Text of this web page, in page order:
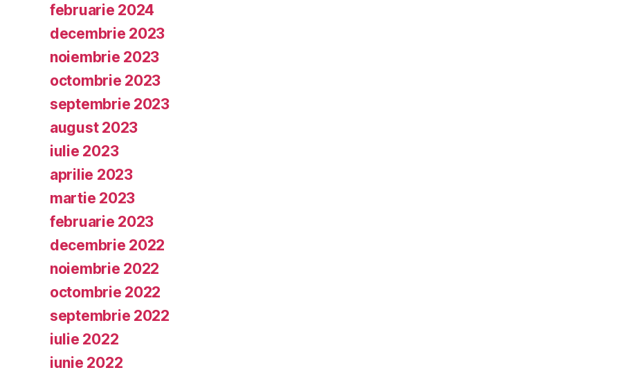
februarie 2024
decembrie 2023
noiembrie 2023
octombrie 2023
septembrie 2023
august 2023
iulie 2023
aprilie 2023
martie 2023
februarie 2023
decembrie 2022
noiembrie 2022
octombrie 2022
septembrie 2022
iulie 2022
iunie 2022